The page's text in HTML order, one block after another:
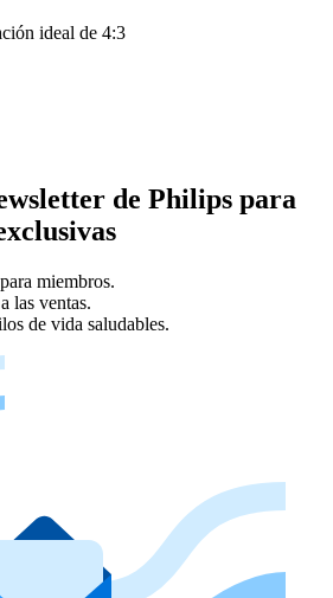
ideal de 4:3
de Philips para
miembros.
las ventas.
de vida saludables.